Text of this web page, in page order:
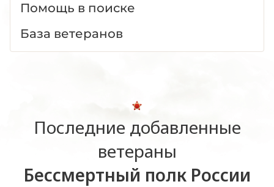
Помощь в поиске
База ветеранов
Последние добавленные
ветераны
Бессмертный полк России